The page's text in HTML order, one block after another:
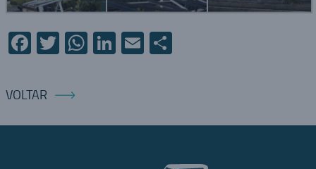
Facebook
Twitter
WhatsApp
LinkedIn
EmailCompartilhar
VOLTAR